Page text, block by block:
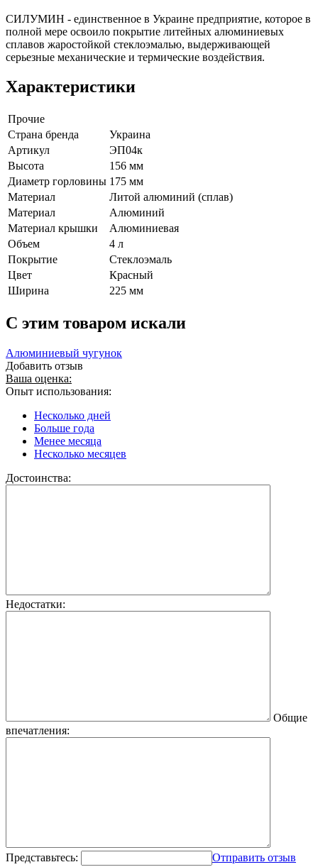
СИЛУМИН - единственное в Украине предприятие, которое в
полной мере освоило покрытие литейных алюминиевых
сплавов жаростойкой стеклоэмалью, выдерживающей
серьезные механические и термические воздействия.
Характеристики
Прочие
Страна бренда
Украина
Артикул
ЭП04к
Высота
156 мм
Диаметр горловины 175 мм
Материал
Литой алюминий (сплав)
Материал
Алюминий
Материал крышки
Алюминиевая
Объем
4 л
Покрытие
Стеклоэмаль
Цвет
Красный
Ширина
225 мм
C этим товаром искали
Алюминиевый чугунок
Добавить отзыв
Ваша оценка:
Опыт использования:
Несколько дней
Больше года
Менее месяца
Несколько месяцев
Достоинства:
Недостатки:
Общие
впечатления:
Представьтесь: Отправить отзыв